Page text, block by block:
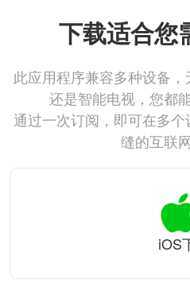
下载适合您
此应用程序兼容多种设备
还是智能电视，您都
通过一次订阅，即可在多
缝的互联
iOS